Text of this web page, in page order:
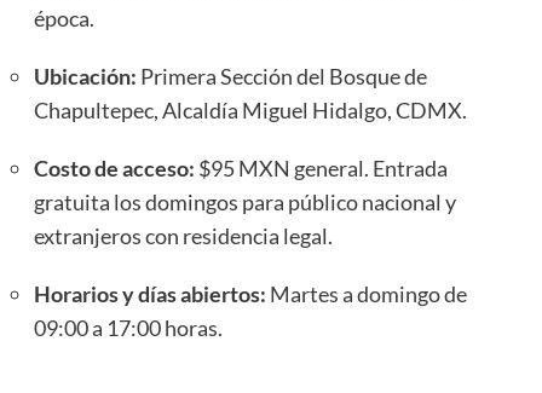
época.
Ubicación: Primera Sección del Bosque de
Chapultepec, Alcaldía Miguel Hidalgo, CDMX.
Costo de acceso: $95 MXN general. Entrada
gratuita los domingos para público nacional y
extranjeros con residencia legal.
Horarios y días abiertos: Martes a domingo de
09:00 a 17:00 horas.